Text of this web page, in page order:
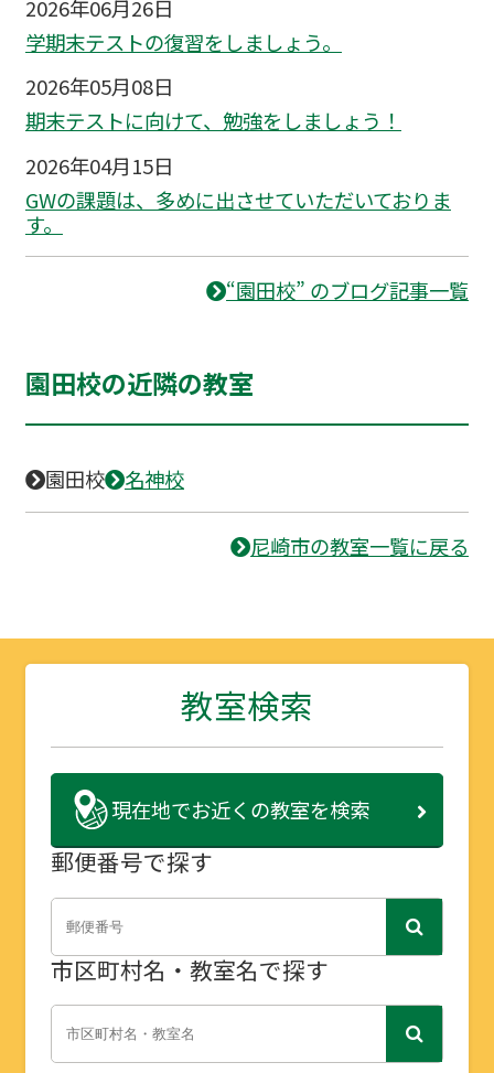
2026年06月26日
学期末テストの復習をしましょう。
2026年05月08日
期末テストに向けて、勉強をしましょう！
2026年04月15日
GWの課題は、多めに出させていただいておりま
す。
“園田校” のブログ記事一覧
園田校の近隣の教室
園田校 名神校
尼崎市の教室一覧に戻る
教室検索
現在地でお近くの教室を検索
郵便番号で探す
市区町村名・教室名で探す